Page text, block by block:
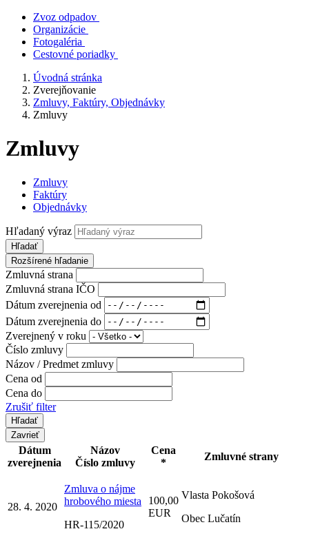
Zvoz odpadov
Organizácie
Fotogaléria
Cestovné poriadky
Úvodná stránka
Zverejňovanie
Zmluvy, Faktúry, Objednávky
Zmluvy
Zmluvy
Zmluvy
Faktúry
Objednávky
Hľadaný výraz
Hľadať
Rozšírené hľadanie
Zmluvná strana
Zmluvná strana IČO
Dátum zverejnenia od
Dátum zverejnenia do
Zverejnený v roku
Číslo zmluvy
Názov / Predmet zmluvy
Cena od
Cena do
Zrušiť filter
Zavrieť
Dátum
zverejnenia
Názov
Číslo zmluvy
Cena
*
Zmluvné strany
28. 4. 2020
Zmluva o nájme
hrobového miesta
HR-115/2020
100,00
EUR
Vlasta Pokošová
Obec Lučatín